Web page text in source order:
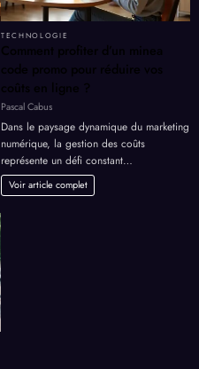
TECHNOLOGIE
Comment profiter d’un minea
code promo pour réduire vos
coûts en ligne ?
Pascal Cabus
Dans le paysage dynamique du marketing
numérique, la gestion des coûts
représente un défi constant…
Voir article complet